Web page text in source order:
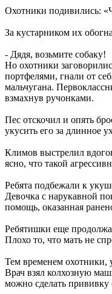
Охотники подивились:
За кустарником их
- Дядя, возьмите собаку!
Но охотники
портфелями, гнали от
мальчугана.
взмахнув ручонками.
Пес отскочил и опять
укусить его за длинное
Климов выстрелил
ясно, что такой
Ребята подбежали к
Девочка с нарукавной
помощь, оказанная
Ребятишки еще
Плохо то, что мать не
Тем временем охотники,
Врач взял колхозную
можно сделать прививку